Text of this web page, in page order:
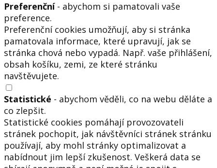
Preferenční- abychom si pamatovali vaše
preference.
Preferenční cookies umožňují, aby si stránka
pamatovala informace, které upravují, jak se
stránka chová nebo vypadá. Např. vaše přihlášení,
obsah košíku, zemi, ze které stránku
navštěvujete.
Statistické - abychom věděli, co na webu děláte a
co zlepšit.
Statistické cookies pomáhají provozovateli
stránek pochopit, jak návštěvníci stránek stránku
používají, aby mohl stránky optimalizovat a
nabídnout jim lepší zkušenost. Veškerá data se